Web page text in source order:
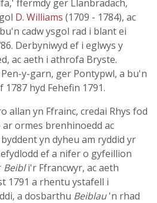
ffermdy ger Llanbradach,
D. Williams (1709 - 1784), ac
cadw ysgol rad i blant ei
Derbyniwyd ef i eglwys y
ac aeth i athrofa Bryste.
y-garn, ger Pontypwl, a bu'n
hyd Fehefin 1791.
allan yn Ffrainc, credai Rhys fod
ormes brenhinoedd ac
yn dyheu am ryddid yr
ef a nifer o gyfeillion
Beibli'r Ffrancwyr, ac aeth
1791 a rhentu ystafell i
a dosbarthu Beiblau'n rhad